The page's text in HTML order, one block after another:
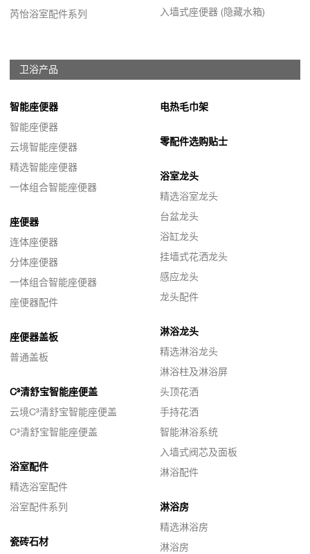
芮怡浴室配件系列
入墙式座便器 (隐藏水箱)
卫浴产品
智能座便器
智能座便器
云境智能座便器
精选智能座便器
一体组合智能座便器
座便器
连体座便器
分体座便器
一体组合智能座便器
座便器配件
座便器盖板
普通盖板
C³清舒宝智能座便盖
云境C³清舒宝智能座便盖
C³清舒宝智能座便盖
浴室配件
精选浴室配件
浴室配件系列
瓷砖石材
电热毛巾架
零配件选购贴士
浴室龙头
精选浴室龙头
台盆龙头
浴缸龙头
挂墙式花洒龙头
感应龙头
龙头配件
淋浴龙头
精选淋浴龙头
淋浴柱及淋浴屏
头顶花洒
手持花洒
智能淋浴系统
入墙式阀芯及面板
淋浴配件
淋浴房
精选淋浴房
淋浴房